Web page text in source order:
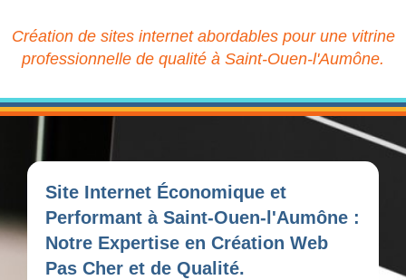
Création de sites internet abordables pour une vitrine
professionnelle de qualité à Saint-Ouen-l'Aumône.
Site Internet Économique et
Performant à Saint-Ouen-l'Aumône :
Notre Expertise en Création Web
Pas Cher et de Qualité.